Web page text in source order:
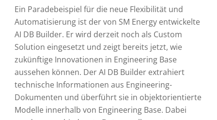
Ein Paradebeispiel für die neue Flexibilität und
Automatisierung ist der von SM Energy entwickelte
AI DB Builder. Er wird derzeit noch als Custom
Solution eingesetzt und zeigt bereits jetzt, wie
zukünftige Innovationen in Engineering Base
aussehen können. Der AI DB Builder extrahiert
technische Informationen aus Engineering-
Dokumenten und überführt sie in objektorientierte
Modelle innerhalb von Engineering Base. Dabei